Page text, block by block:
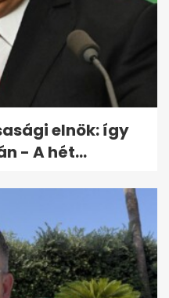
elnök: így
- A hét...